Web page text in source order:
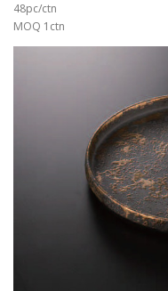
48pc/ctn
MOQ 1ctn